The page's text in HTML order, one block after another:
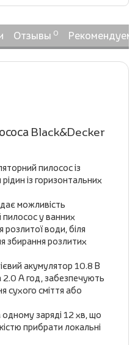
Отзывы 0
Black&Decker
пилосос із
із горизонтальних
можливість
у ванних
розлитої води, біля
збирання розлитих
акумулятор 10.8 В
2.0 А год, забезпечують
сухого сміття або
заряді 12 хв, що
прибрати локальні